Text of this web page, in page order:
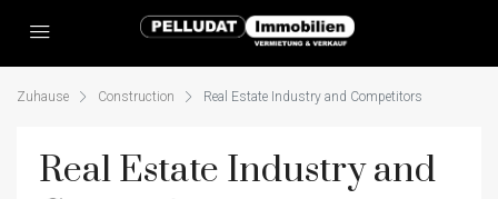
Zuhause Construction Real Estate Industry and Competitors
Real Estate Industry and